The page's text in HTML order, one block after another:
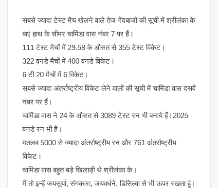
सबसे ज्यादा टेस्ट मैच खेलने वाले तेज गेंदबाजों की सूची में श्रीलंका के
बाएं हाथ के सीमर चामिंडा वास नंबर 7 पर हैं।
111 टेस्ट मैचों में 29.58 के औसत से 355 टेस्ट विकेट।
322 वनडे मैचों में 400 वनडे विकेट।
6 टी 20 मैचों में 6 विकेट।
सबसे ज्यादा अंतर्राष्ट्रीय विकेट लेने वालों की सूची में चामिंडा वास दसवें
नंबर पर हैं।
चामिंडा वास ने 24 के औसत से 3089 टेस्ट रन भी बनाये हैं।2025
वनडे रन भी हैं।
मतलब 5000 से ज्यादा अंतर्राष्ट्रीय रन और 761 अंतर्राष्ट्रीय
विकेट।
चामिंडा वास बहुत बड़े खिलाड़ी थे श्रीलंका के।
मैं तो इन्हें जयसूर्या, संगकारा, जयवर्धने, डिसिल्वा से भी ऊपर रखता हूं।